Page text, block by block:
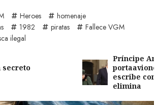
Heroes
homenaje
1982 piratas
Fallece VGM
ilegal
Príncipe Andrés,
portaaviones
escribe
elimina